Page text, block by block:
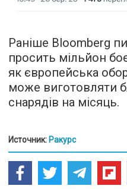
Раніше Bloomberg
просить мільйон
як європейська
може виготовляти
снарядів на місяць.
Источник: Ракурс